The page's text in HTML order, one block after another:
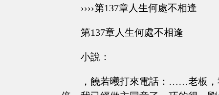
››››第137章人生何處不相逢
第137章人生何處不相逢
小說：
，饒若曦打來電話：……老板